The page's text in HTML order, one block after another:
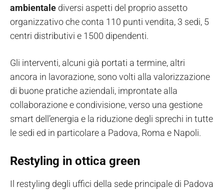
ambientale diversi aspetti del proprio assetto
organizzativo che conta 110 punti vendita, 3 sedi, 5
centri distributivi e 1500 dipendenti.
Gli interventi, alcuni già portati a termine, altri
ancora in lavorazione, sono volti alla valorizzazione
di buone pratiche aziendali, improntate alla
collaborazione e condivisione, verso una gestione
smart dell’energia e la riduzione degli sprechi in tutte
le sedi ed in particolare a Padova, Roma e Napoli.
Restyling in ottica green
Il restyling degli uffici della sede principale di Padova